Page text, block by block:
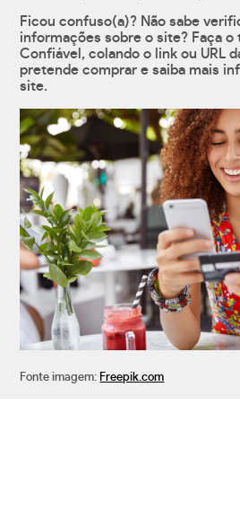
Ficou confuso(a)? Não sabe
informações sobre o site? Faça o
Confiável, colando o link ou URL
pretende comprar e saiba mais
site.
Fonte imagem: Freepik.com